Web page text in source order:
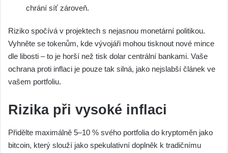
chrání síť zároveň.
Riziko spočívá v projektech s nejasnou monetární politikou.
Vyhněte se tokenům, kde vývojáři mohou tisknout nové mince
dle libosti – to je horší než tisk dolar centrální bankami. Vaše
ochrana proti inflaci je pouze tak silná, jako nejslabší článek ve
vašem portfoliu.
Rizika při vysoké inflaci
Přidělte maximálně 5–10 % svého portfolia do kryptoměn jako
bitcoin, který slouží jako spekulativní doplněk k tradičnímu